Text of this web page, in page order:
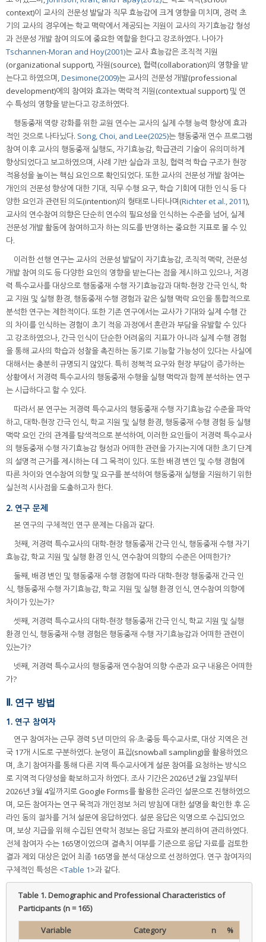
context)이 교사의 전문성 발달과 직무 효능감에 크게 영향을 미치며, 경력 초
기의 교사의 경우에는 학교 맥락에서 제공되는 지원이 교사의 자기효능감 형성
과 전문성 개발 참여 의도에 중요한 역할을 한다고 강조하였다. 나아가
Tschannen-Moran and Hoy(2001)는 교사 효능감은 조직적 지원
(organizational support), 자원(source), 협력(collaboration)의 영향을 받
는다고 하였으며, Desimone(2009)는 교사의 전문성 개발(professional
development)에의 참여와 효과는 맥락적 지원(contextual support) 및 연
수 특성의 영향을 받는다고 강조하였다.
행동중재 역량 강화를 위한 교원 연수는 교사의 실제 수행 능력 향상에 효과
적인 것으로 나타났다. Song, Choi, and Lee(2025)는 행동중재 연수 프로그램
참여 이후 교사의 행동중재 실행도, 자기효능감, 학급관리 기술이 유의미하게
향상되었다고 보고하였으며, 사례 기반 실습과 코칭, 협력적 학습 구조가 현장
적용성을 높이는 핵심 요인으로 확인되었다. 또한 교사의 전문성 개발 참여는
개인의 전문성 향상에 대한 기대, 직무 수행 요구, 학습 기회에 대한 인식 등 다
양한 요인과 관련된 의도(intention)의 형태로 나타나며(Richter et al., 2011),
교사의 연수참여 의향은 단순히 연수의 필요성을 인식하는 수준을 넘어, 실제
전문성 개발 활동에 참여하고자 하는 의도를 반영하는 중요한 지표로 볼 수 있
다.
이러한 선행 연구는 교사의 전문성 발달이 자기효능감, 조직적 맥락, 전문성
개발 참여 의도 등 다양한 요인의 영향을 받는다는 점을 제시하고 있으나, 저경
력 특수교사를 대상으로 행동중재 수행 자기효능감과 대학-현장 간극 인식, 학
교 지원 및 실행 환경, 행동중재 수행 경험과 같은 실행 맥락 요인을 통합적으로
분석한 연구는 제한적이다. 또한 기존 연구에서는 교사가 기대와 실제 수행 간
의 차이를 인식하는 경험이 초기 적응 과정에서 혼란과 부담을 유발할 수 있다
고 강조하였으나, 간극 인식이 단순한 어려움의 지표가 아니라 실제 수행 경험
을 통해 교사의 학습과 성찰을 촉진하는 동기로 기능할 가능성이 있다는 사실에
대해서는 충분히 규명되지 않았다. 특히 정책적 요구와 현장 부담이 증가하는
상황에서 저경력 특수교사의 행동중재 수행을 실행 맥락과 함께 분석하는 연구
는 시급하다고 할 수 있다.
따라서 본 연구는 저경력 특수교사의 행동중재 수행 자기효능감 수준을 파악
하고, 대학-현장 간극 인식, 학교 지원 및 실행 환경, 행동중재 수행 경험 등 실행
맥락 요인 간의 관계를 탐색적으로 분석하여, 이러한 요인들이 저경력 특수교사
의 행동중재 수행 자기효능감 형성과 어떠한 관련을 가지는지에 대한 초기 단계
의 설명적 근거를 제시하는 데 그 목적이 있다. 또한 배경 변인 및 수행 경험에
따른 차이와 연수참여 의향 및 요구를 분석하여 행동중재 실행을 지원하기 위한
실천적 시사점을 도출하고자 한다.
2. 연구 문제
본 연구의 구체적인 연구 문제는 다음과 같다.
첫째, 저경력 특수교사의 대학-현장 행동중재 간극 인식, 행동중재 수행 자기
효능감, 학교 지원 및 실행 환경 인식, 연수참여 의향의 수준은 어떠한가?
둘째, 배경 변인 및 행동중재 수행 경험에 따라 대학-현장 행동중재 간극 인
식, 행동중재 수행 자기효능감, 학교 지원 및 실행 환경 인식, 연수참여 의향에
차이가 있는가?
셋째, 저경력 특수교사의 대학-현장 행동중재 간극 인식, 학교 지원 및 실행
환경 인식, 행동중재 수행 경험은 행동중재 수행 자기효능감과 어떠한 관련이
있는가?
넷째, 저경력 특수교사의 행동중재 연수참여 의향 수준과 요구 내용은 어떠한
가?
Ⅱ. 연구 방법
1. 연구 참여자
연구 참여자는 근무 경력 5년 미만의 유·초·중등 특수교사로, 대상 지역은 전
국 17개 시도로 구분하였다. 눈덩이 표집(snowball sampling)을 활용하였으
며, 초기 참여자를 통해 다른 지역 특수교사에게 설문 참여를 요청하는 방식으
로 지역적 다양성을 확보하고자 하였다. 조사 기간은 2026년 2월 23일부터
2026년 3월 4일까지로 Google Forms를 활용한 온라인 설문으로 진행하였으
며, 모든 참여자는 연구 목적과 개인정보 처리 방침에 대한 설명을 확인한 후 온
라인 동의 절차를 거쳐 설문에 응답하였다. 설문 응답은 익명으로 수집되었으
며, 보상 지급을 위해 수집된 연락처 정보는 응답 자료와 분리하여 관리하였다.
전체 참여자 수는 165명이었으며 결측치 여부를 기준으로 응답 자료를 검토한
결과 제외 대상은 없어 최종 165명을 분석 대상으로 선정하였다. 연구 참여자의
구체적인 특성은 <Table 1>과 같다.
Table 1.Demographic and Professional Characteristics of
Participants (n = 165)
Variable Category n
%